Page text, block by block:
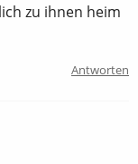
zu ihnen heim
Antworten